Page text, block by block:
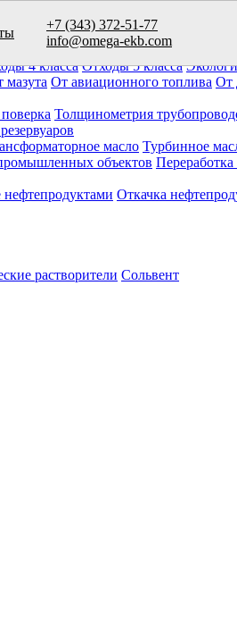
+7 (343) 372-51-77
info@omega-ekb.com
отходы Минеральные отходы
4 класса Отходы 5 класса
мазута От авиационного топлива От
Толщинометрия
масло Турбинное
объектов
нефтепродуктами Откачка
растворители Сольвент